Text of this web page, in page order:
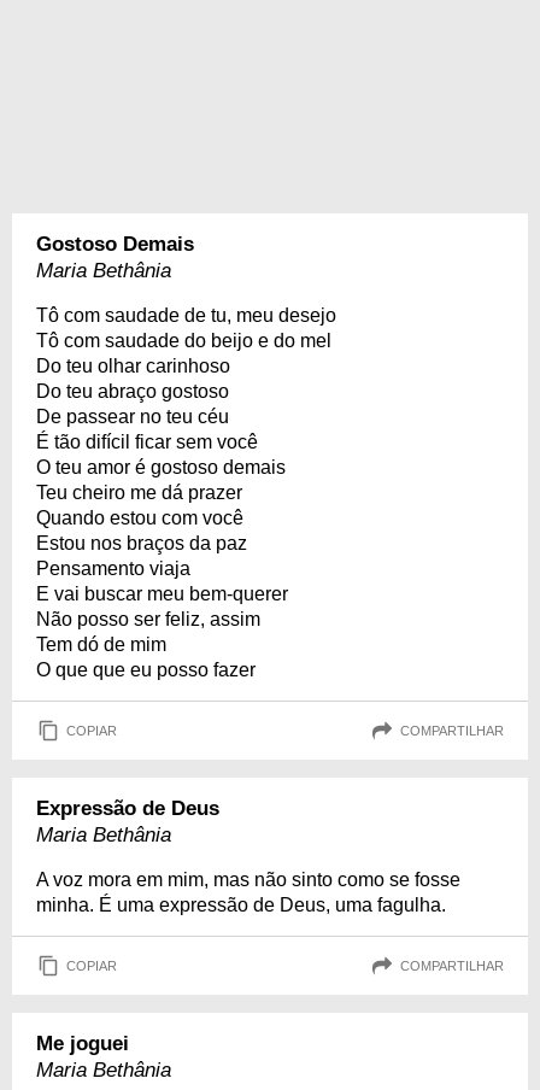
Gostoso Demais
Maria Bethânia
Tô com saudade de tu, meu desejo
Tô com saudade do beijo e do mel
Do teu olhar carinhoso
Do teu abraço gostoso
De passear no teu céu
É tão difícil ficar sem você
O teu amor é gostoso demais
Teu cheiro me dá prazer
Quando estou com você
Estou nos braços da paz
Pensamento viaja
E vai buscar meu bem-querer
Não posso ser feliz, assim
Tem dó de mim
O que que eu posso fazer
COPIAR COMPARTILHAR
Expressão de Deus
Maria Bethânia
A voz mora em mim, mas não sinto como se fosse
minha. É uma expressão de Deus, uma fagulha.
COPIAR COMPARTILHAR
Me joguei
Maria Bethânia